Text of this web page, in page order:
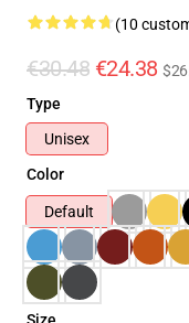
(10
€30.48 €24.38
Type
Unisex
Color
Default